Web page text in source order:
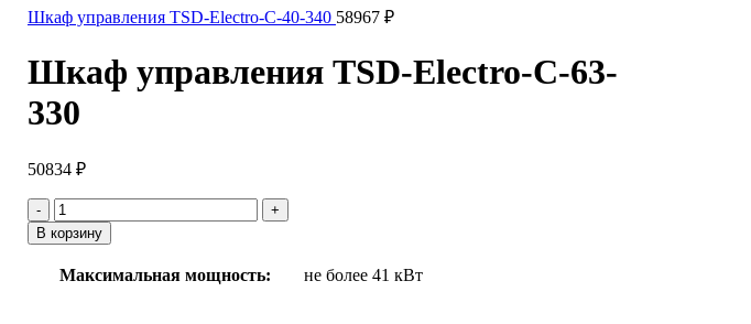
Шкаф управления TSD-Electro-C-40-340 58967 ₽
Шкаф управления TSD-Electro-C-63-
330
50834 ₽
Количество
товара
Шкаф
управления
TSD-
В корзину
Максимальная мощность: не более 41 кВт